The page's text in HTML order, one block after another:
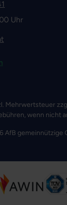
Uhr
Mehrwertsteuer
wenn nicht
AfB gemeinnützige